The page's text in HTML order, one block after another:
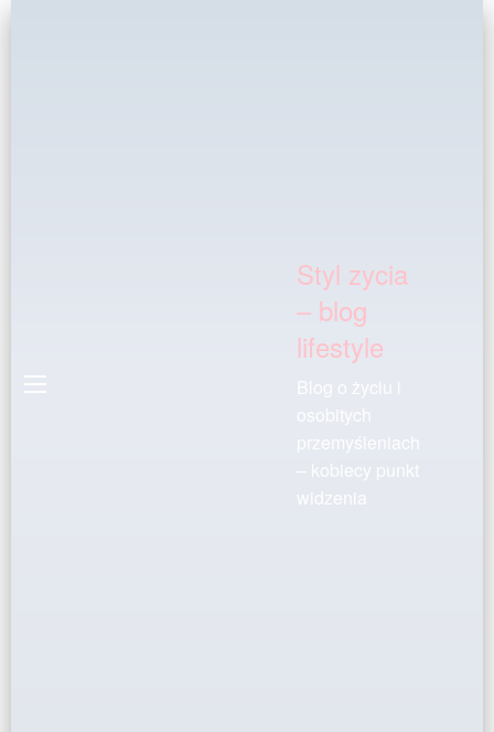
Styl zycia
– blog
lifestyle
przemyśleniach
– kobiecy punkt
widzenia